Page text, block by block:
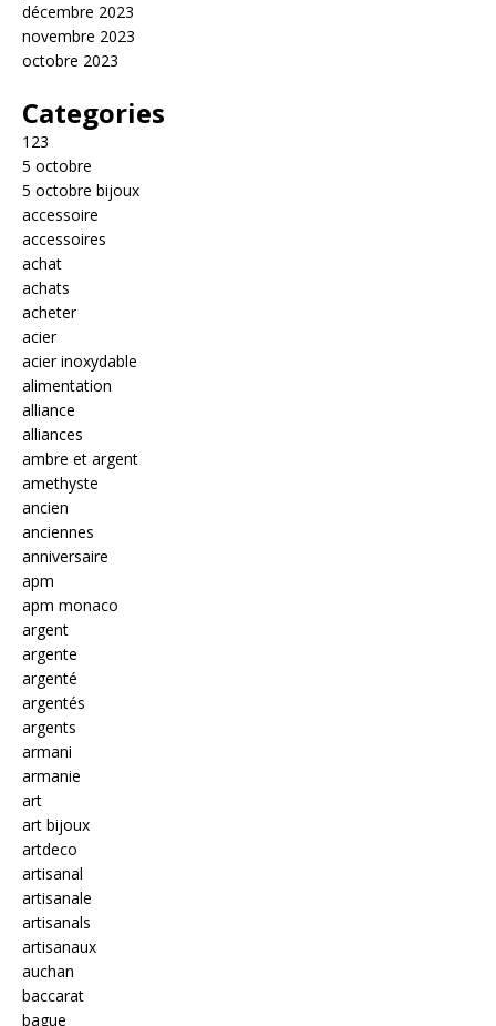
décembre 2023
novembre 2023
octobre 2023
Categories
123
5 octobre
5 octobre bijoux
accessoire
accessoires
achat
achats
acheter
acier
acier inoxydable
alimentation
alliance
alliances
ambre et argent
amethyste
ancien
anciennes
anniversaire
apm
apm monaco
argent
argente
argenté
argentés
argents
armani
armanie
art
art bijoux
artdeco
artisanal
artisanale
artisanals
artisanaux
auchan
baccarat
bague